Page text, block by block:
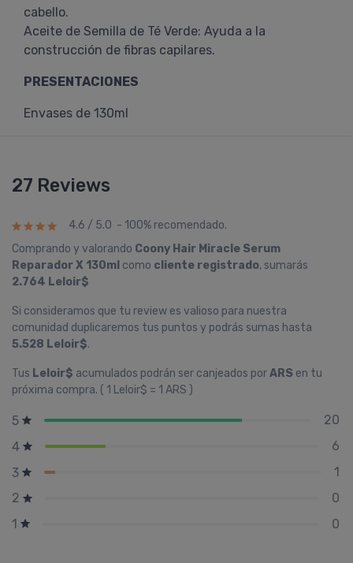
cabello.
Aceite de Semilla de Té Verde: Ayuda a la
construcción de fibras capilares.
PRESENTACIONES
Envases de 130ml
27 Reviews
4.6 / 5.0 - 100% recomendado.
Comprando y valorando Coony Hair Miracle Serum
Reparador X 130ml como cliente registrado, sumarás
2.764 Leloir$
Si consideramos que tu review es valioso para nuestra
comunidad duplicaremos tus puntos y podrás sumas hasta
5.528 Leloir$.
Tus Leloir$ acumulados podrán ser canjeados porARS en tu
próxima compra. ( 1 Leloir$ = 1 ARS )
5
20
4
6
3
1
2
0
1
0